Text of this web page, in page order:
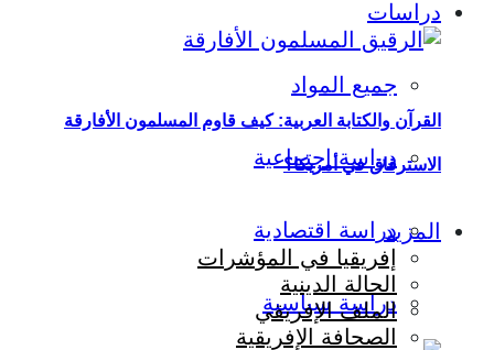
دراسات
جميع المواد
دراسة اجتماعية
دراسة اقتصادية
دراسة سياسية
القرآن والكتابة العربية: كيف قاوم المسلمون الأفارقة
الاسترقاق في أمريكا؟
المزيد
إفريقيا في المؤشرات
الحالة الدينية
الملف الإفريقي
الصحافة الإفريقية